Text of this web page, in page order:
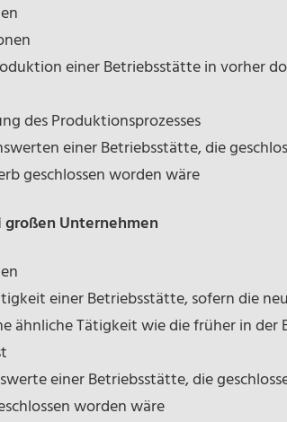
einer Betriebsstätte in vorher
des Produktionsprozesses
einer Betriebsstätte, die
geschlossen worden wäre
Unternehmen
einer Betriebsstätte, sofern die
ähnliche Tätigkeit wie die früher in der
einer Betriebsstätte, die
worden wäre